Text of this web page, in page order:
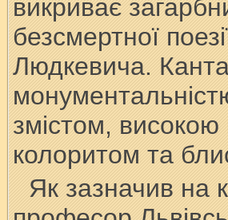
викриває
безсмертної
Людкевича.
змістом,
колоритом та
Як зазначив на